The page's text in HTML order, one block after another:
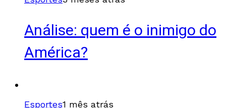
Análise: quem é o inimigo do
América?
Esportes1 mês atrás